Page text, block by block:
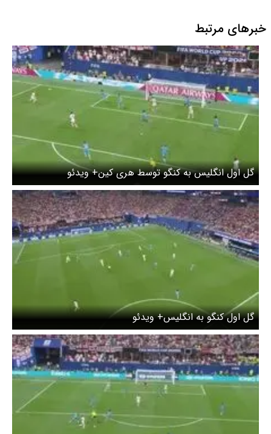
خبرهای مرتبط
گل اول انگلیس به کنگو توسط هری کین+ ویدئو
گل اول کنگو به انگلیس+ ویدئو